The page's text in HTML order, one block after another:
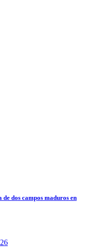
dos campos maduros en